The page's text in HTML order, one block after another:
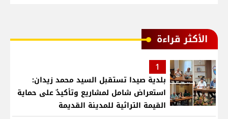
الأكثر قراءة
1
بلدية صيدا تستقبل السيد محمد زيدان:
استعراض شامل لمشاريع وتأكيدٌ على حماية
القيمة التراثية للمدينة القديمة